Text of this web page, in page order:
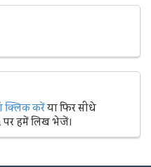
क्लिक करेंया फिर सीधे
हमें लिख भेजें।